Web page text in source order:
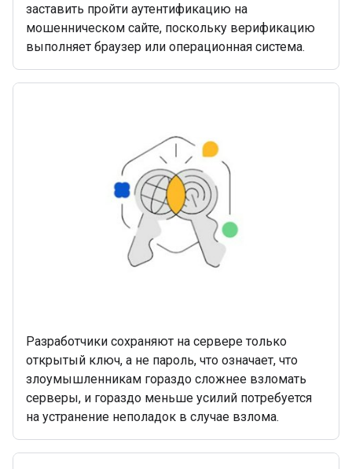
заставить пройти аутентификацию на
мошенническом сайте, поскольку верификацию
выполняет браузер или операционная система.
Разработчики сохраняют на сервере только
открытый ключ, а не пароль, что означает, что
злоумышленникам гораздо сложнее взломать
серверы, и гораздо меньше усилий потребуется
на устранение неполадок в случае взлома.